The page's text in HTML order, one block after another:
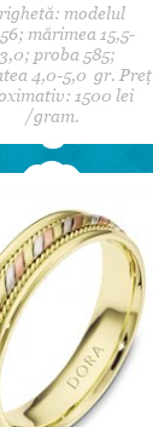
modelul
mărimea 15,5-
proba 585;
4,0-5,0 gr. Preț
1500 lei
/gram.